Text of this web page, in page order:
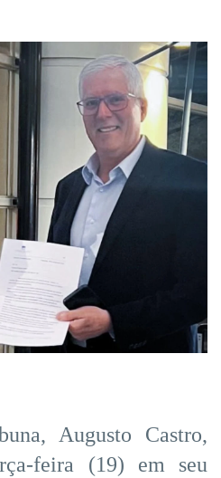
Augusto Castro,
feira (19) em seu